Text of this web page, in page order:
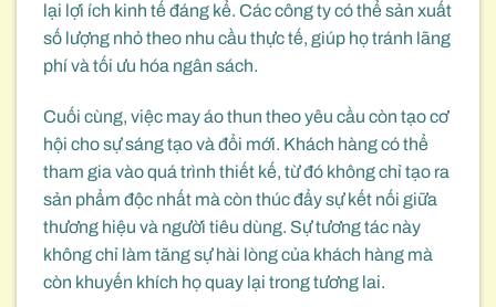
lại lợi ích kinh tế đáng kể. Các công ty có thể sản xuất
số lượng nhỏ theo nhu cầu thực tế, giúp họ tránh lãng
phí và tối ưu hóa ngân sách.
Cuối cùng, việc may áo thun theo yêu cầu còn tạo cơ
hội cho sự sáng tạo và đổi mới. Khách hàng có thể
tham gia vào quá trình thiết kế, từ đó không chỉ tạo ra
sản phẩm độc nhất mà còn thúc đẩy sự kết nối giữa
thương hiệu và người tiêu dùng. Sự tương tác này
không chỉ làm tăng sự hài lòng của khách hàng mà
còn khuyến khích họ quay lại trong tương lai.